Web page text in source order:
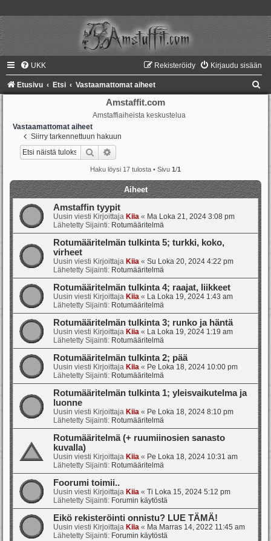
UKK Kirjaudu sisään
Rekisteröidy
Etusivu Etsi Vastaamattomat aiheet
Amstaffit.com
Amstaffiaiheista keskustelua
Vastaamattomat aiheet
Siirry tarkennettuun hakuun
Etsi
Haku löysi 17 tulosta • Sivu 1/1
Aiheet
Amstaffin tyypit
Uusin viesti Kirjoittaja Kiia « Ma Loka 21, 2024 3:08 pm
Lähetetty Sijainti: Rotumääritelmä
Rotumääritelmän tulkinta 5; turkki, koko,
virheet
Uusin viesti Kirjoittaja Kiia « Su Loka 20, 2024 4:22 pm
Lähetetty Sijainti: Rotumääritelmä
Rotumääritelmän tulkinta 4; raajat, liikkeet
Uusin viesti Kirjoittaja Kiia « La Loka 19, 2024 1:43 am
Lähetetty Sijainti: Rotumääritelmä
Rotumääritelmän tulkinta 3; runko ja häntä
Uusin viesti Kirjoittaja Kiia « La Loka 19, 2024 1:19 am
Lähetetty Sijainti: Rotumääritelmä
Rotumääritelmän tulkinta 2; pää
Uusin viesti Kirjoittaja Kiia « Pe Loka 18, 2024 10:00 pm
Lähetetty Sijainti: Rotumääritelmä
Rotumääritelmän tulkinta 1; yleisvaikutelma ja
luonne
Uusin viesti Kirjoittaja Kiia « Pe Loka 18, 2024 8:10 pm
Lähetetty Sijainti: Rotumääritelmä
Rotumääritelmä (+ ruumiinosien sanasto
kuvalla)
Uusin viesti Kirjoittaja Kiia « Pe Loka 18, 2024 10:31 am
Lähetetty Sijainti: Rotumääritelmä
Foorumi toimii..
Uusin viesti Kirjoittaja Kiia « Ti Loka 15, 2024 5:12 pm
Lähetetty Sijainti: Forumin käytöstä
Eikö rekisteröinti onnistu? LUE TÄMÄ!
Uusin viesti Kirjoittaja Kiia « Ma Marras 14, 2022 11:45 am
Lähetetty Sijainti: Forumin käytöstä